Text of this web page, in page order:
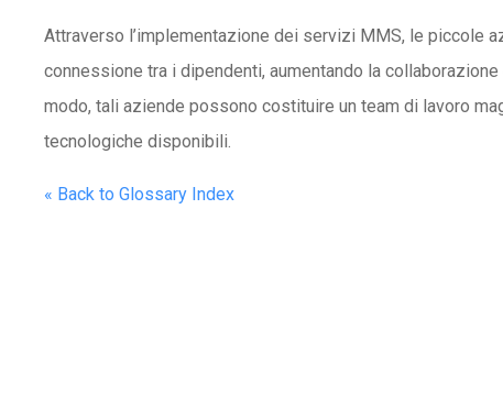
Attraverso l’implementazione dei servizi MMS, le piccole
connessione tra i dipendenti, aumentando la
modo, tali aziende possono costituire un team di lavoro
tecnologiche disponibili.
« Back to Glossary Index